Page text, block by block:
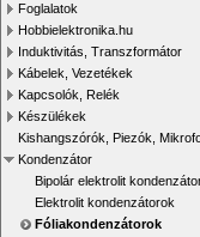
Foglalatok
Hobbielektronika.hu
Induktivitás, Transzformátor
Kábelek, Vezetékek
Kapcsolók, Relék
Készülékek
Kishangszórók, Piezók,
Kondenzátor
Bipolár elektrolit
Elektrolit kondenzátorok
Fóliakondenzátorok